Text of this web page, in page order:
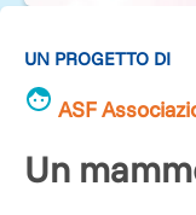
UN PROGETTO DI
ASF
Un